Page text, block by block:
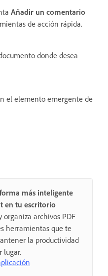
Añadir un comentario
de acción rápida.
donde desea
el elemento emergente de
más inteligente
en tu escritorio
organiza archivos PDF
herramientas que te
la productividad
lugar.